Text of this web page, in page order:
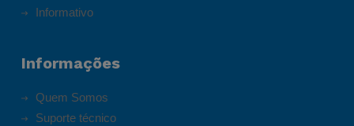
Informativo
Informações
Quem Somos
Suporte técnico